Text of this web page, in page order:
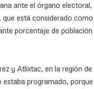
ante el órgano electoral,
está considerado como
porcentaje de población
y Atlixtac, en la región de
programado, porque